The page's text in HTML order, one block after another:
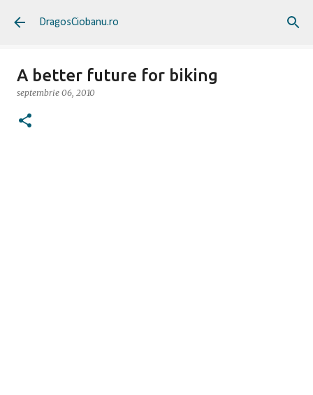
Treceți la conținutul principal
DragosCiobanu.ro
A better future for biking
septembrie 06, 2010